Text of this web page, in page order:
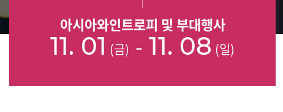
아시아와인트로피 및 부대행사
11. 01 (금) - 11. 08 (일)